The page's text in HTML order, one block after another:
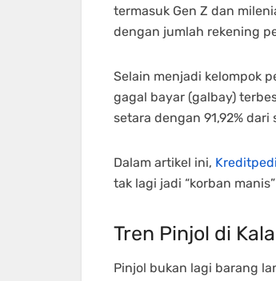
termasuk Gen Z dan
dengan jumlah rekening
Selain menjadi kelompok
gagal bayar (galbay)
setara dengan 91,92%
Dalam artikel ini,
tak lagi jadi “korban
Tren Pinjol di
Pinjol bukan lagi barang